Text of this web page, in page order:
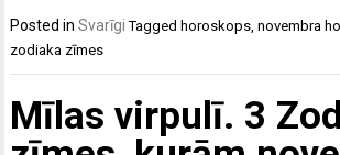
Posted inSvarīgi Tagged horoskops,novembra
zodiaka zīmes
Mīlas virpulī. 3